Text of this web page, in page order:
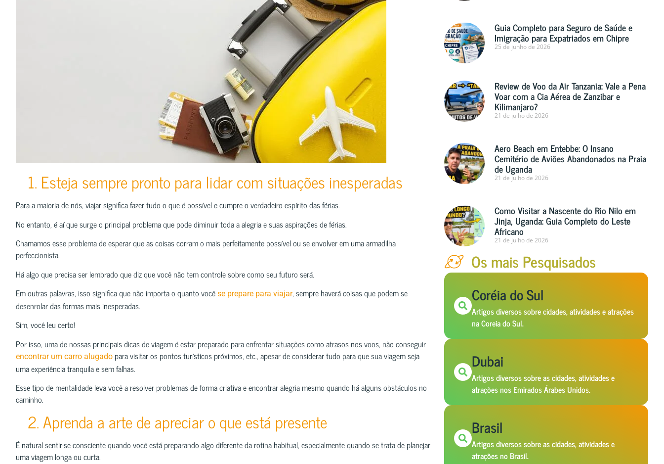
1. Esteja sempre pronto para lidar com situações inesperadas
Para a maioria de nós, viajar significa fazer tudo o que é possível e cumpre o verdadeiro espírito das férias.
No entanto, é aí que surge o principal problema que pode diminuir toda a alegria e suas aspirações de férias.
Chamamos esse problema de esperar que as coisas corram o mais perfeitamente possível ou se envolver em uma armadilha
perfeccionista.
Há algo que precisa ser lembrado que diz que você não tem controle sobre como seu futuro será.
Em outras palavras, isso significa que não importa o quanto você se prepare para viajar, sempre haverá coisas que podem se
desenrolar das formas mais inesperadas.
Sim, você leu certo!
Por isso, uma de nossas principais dicas de viagem é estar preparado para enfrentar situações como atrasos nos voos, não conseguir
encontrar um carro alugado para visitar os pontos turísticos próximos, etc., apesar de considerar tudo para que sua viagem seja
uma experiência tranquila e sem falhas.
Esse tipo de mentalidade leva você a resolver problemas de forma criativa e encontrar alegria mesmo quando há alguns obstáculos no
caminho.
2. Aprenda a arte de apreciar o que está presente
É natural sentir-se consciente quando você está preparando algo diferente da rotina habitual, especialmente quando se trata de planejar
uma viagem longa ou curta.
Guia Completo para Seguro de Saúde e
Imigração para Expatriados em Chipre
25 de junho de 2026
Review de Voo da Air Tanzania: Vale a Pena
Voar com a Cia Aérea de Zanzibar e
Kilimanjaro?
21 de julho de 2026
Aero Beach em Entebbe: O Insano
Cemitério de Aviões Abandonados na Praia
de Uganda
21 de julho de 2026
Como Visitar a Nascente do Rio Nilo em
Jinja, Uganda: Guia Completo do Leste
Africano
21 de julho de 2026
Os mais Pesquisados
Coréia do Sul
Artigos diversos sobre cidades, atividades e atrações
na Coreia do Sul.
Dubai
Artigos diversos sobre as cidades, atividades e
atrações nos Emirados Árabes Unidos.
Brasil
Artigos diversos sobre as cidades, atividades e
atrações no Brasil.